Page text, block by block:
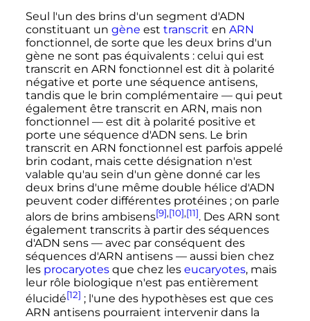
Seul l'un des brins d'un segment d'ADN
constituant un gène est transcrit en ARN
fonctionnel, de sorte que les deux brins d'un
gène ne sont pas équivalents : celui qui est
transcrit en ARN fonctionnel est dit à polarité
négative et porte une séquence antisens,
tandis que le brin complémentaire — qui peut
également être transcrit en ARN, mais non
fonctionnel — est dit à polarité positive et
porte une séquence d'ADN sens. Le brin
transcrit en ARN fonctionnel est parfois appelé
brin codant, mais cette désignation n'est
valable qu'au sein d'un gène donné car les
deux brins d'une même double hélice d'ADN
peuvent coder différentes protéines ; on parle
alors de brins ambisens[9],[10],[11]. Des ARN sont
également transcrits à partir des séquences
d'ADN sens — avec par conséquent des
séquences d'ARN antisens — aussi bien chez
les procaryotesque chez les eucaryotes, mais
leur rôle biologique n'est pas entièrement
élucidé[12] ; l'une des hypothèses est que ces
ARN antisens pourraient intervenir dans la